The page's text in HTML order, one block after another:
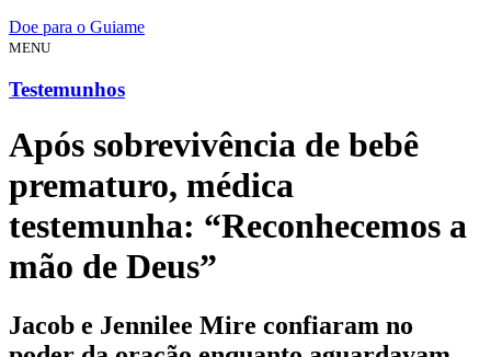
Doe para o Guiame
MENU
Testemunhos
Após sobrevivência de bebê
prematuro, médica
testemunha: “Reconhecemos a
mão de Deus”
Jacob e Jennilee Mire confiaram no